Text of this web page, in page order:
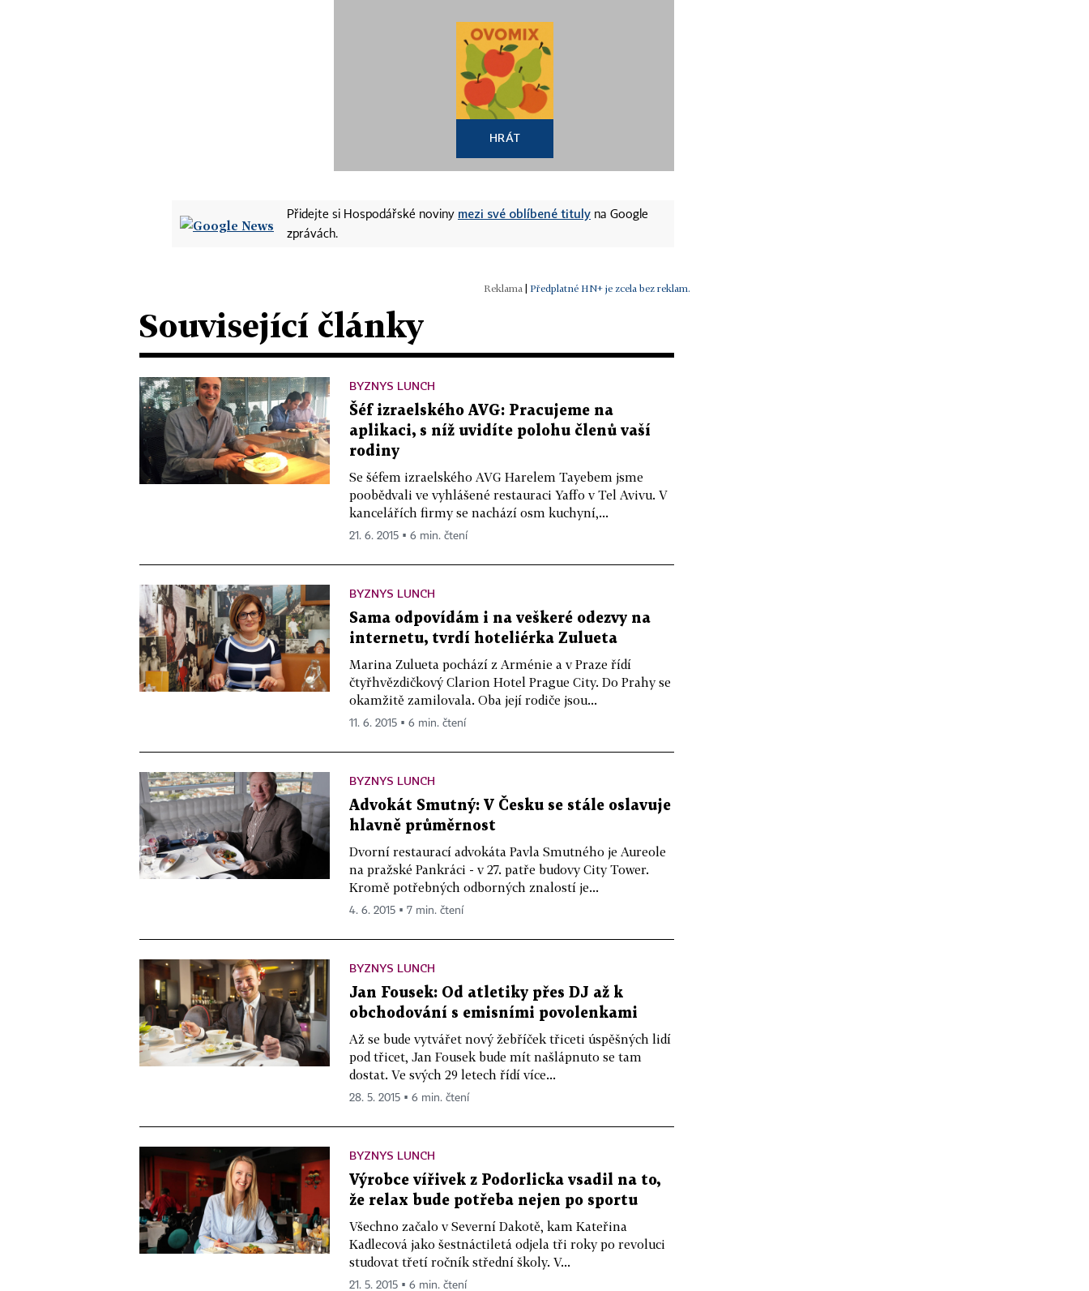
HRÁT
Přidejte si Hospodářské noviny mezi své oblíbené tituly na Google
zprávách.
| Předplatné HN+ je zcela bez reklam.
Související články
BYZNYS LUNCH
Šéf izraelského AVG: Pracujeme na
aplikaci, s níž uvidíte polohu členů vaší
rodiny
Se šéfem izraelského AVG Harelem Tayebem jsme
poobědvali ve vyhlášené restauraci Yaffo v Tel Avivu. V
kancelářích firmy se nachází osm kuchyní,...
21. 6. 2015 ▪ 6 min. čtení
BYZNYS LUNCH
Sama odpovídám i na veškeré odezvy na
internetu, tvrdí hoteliérka Zulueta
Marina Zulueta pochází z Arménie a v Praze řídí
čtyřhvězdičkový Clarion Hotel Prague City. Do Prahy se
okamžitě zamilovala. Oba její rodiče jsou...
11. 6. 2015 ▪ 6 min. čtení
BYZNYS LUNCH
Advokát Smutný: V Česku se stále oslavuje
hlavně průměrnost
Dvorní restaurací advokáta Pavla Smutného je Aureole
na pražské Pankráci - v 27. patře budovy City Tower.
Kromě potřebných odborných znalostí je...
4. 6. 2015 ▪ 7 min. čtení
BYZNYS LUNCH
Jan Fousek: Od atletiky přes DJ až k
obchodování s emisními povolenkami
Až se bude vytvářet nový žebříček třiceti úspěšných lidí
pod třicet, Jan Fousek bude mít našlápnuto se tam
dostat. Ve svých 29 letech řídí více...
28. 5. 2015 ▪ 6 min. čtení
BYZNYS LUNCH
Výrobce vířivek z Podorlicka vsadil na to,
že relax bude potřeba nejen po sportu
Všechno začalo v Severní Dakotě, kam Kateřina
Kadlecová jako šestnáctiletá odjela tři roky po revoluci
studovat třetí ročník střední školy. V...
21. 5. 2015 ▪ 6 min. čtení